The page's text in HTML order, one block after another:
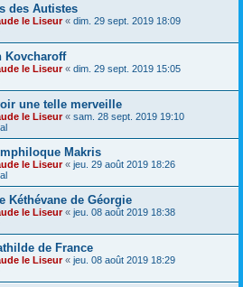
des Autistes
le Liseur« dim. 29 sept. 2019 18:09
Kovcharoff
le Liseur« dim. 29 sept. 2019 15:05
une telle merveille
le Liseur« sam. 28 sept. 2019 19:10
Makris
le Liseur« jeu. 29 août 2019 18:26
Kéthévane de Géorgie
le Liseur« jeu. 08 août 2019 18:38
de France
le Liseur« jeu. 08 août 2019 18:29